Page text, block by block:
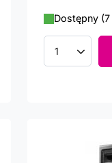
Dostępny
Ilość